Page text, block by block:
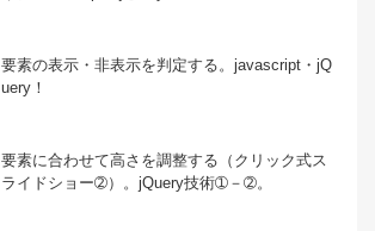
要素の表示・非表示を判定する。javascript・jQ
uery！
要素に合わせて高さを調整する（クリック式ス
ライドショー➁）。jQuery技術➀－➁。